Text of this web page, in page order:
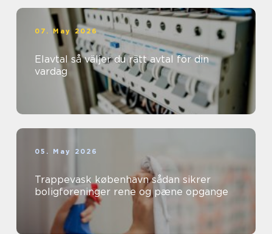
07. May 2026
Elavtal så väljer du rätt avtal för din
vardag
05. May 2026
Trappevask københavn sådan sikrer
boligforeninger rene og pæne opgange